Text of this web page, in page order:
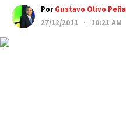
PorGustavo Olivo Peña
27/12/2011 · 10:21 AM